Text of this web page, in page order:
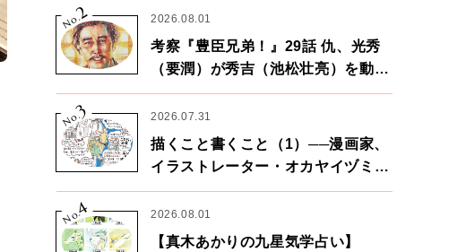
No.2 2026.08.01
考察『豊臣兄弟！』29話 仇、光秀
（要潤）が秀吉（池松壮亮）を動か
す。天下に向けた兄弟の分岐点。
No.
3 2026.07.31
描くこと書くこと（1）──漫画家、
イラストレーター・オカヤイヅミさ
ん×漫画家・鶴谷香央理さん
No.
4 2026.08.01
【真木あかりの九星気学占い】